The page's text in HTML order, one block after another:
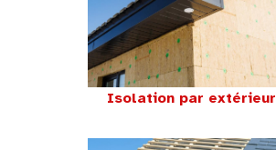
Isolation par extérieur